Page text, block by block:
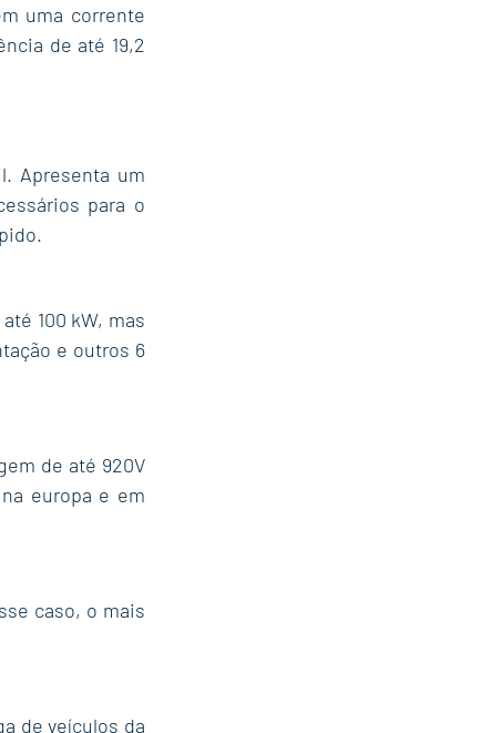
uma corrente
de até 19,2
Apresenta um
para o
100 kW, mas
e outros 6
de até 920V
europa e em
caso, o mais
de veículos da